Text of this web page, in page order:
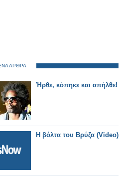
ΑΡΘΡΑ
Ήρθε, κόπηκε και απήλθε!
H βόλτα του Βρύζα (Video)